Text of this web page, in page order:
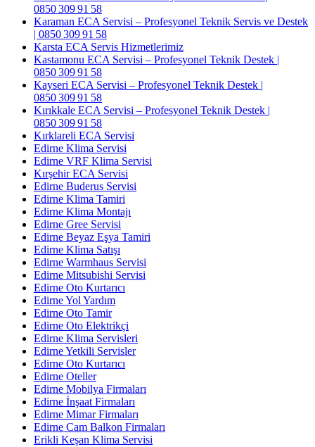
0850 309 91 58
Karaman ECA Servisi – Profesyonel Teknik Servis ve Destek
| 0850 309 91 58
Karsta ECA Servis Hizmetlerimiz
Kastamonu ECA Servisi – Profesyonel Teknik Destek |
0850 309 91 58
Kayseri ECA Servisi – Profesyonel Teknik Destek |
0850 309 91 58
Kırıkkale ECA Servisi – Profesyonel Teknik Destek |
0850 309 91 58
Kırklareli ECA Servisi
Edirne Klima Servisi
Edirne VRF Klima Servisi
Kırşehir ECA Servisi
Edirne Buderus Servisi
Edirne Klima Tamiri
Edirne Klima Montajı
Edirne Gree Servisi
Edirne Beyaz Eşya Tamiri
Edirne Klima Satışı
Edirne Warmhaus Servisi
Edirne Mitsubishi Servisi
Edirne Oto Kurtarıcı
Edirne Yol Yardım
Edirne Oto Tamir
Edirne Oto Elektrikçi
Edirne Klima Servisleri
Edirne Yetkili Servisler
Edirne Oto Kurtarıcı
Edirne Oteller
Edirne Mobilya Firmaları
Edirne İnşaat Firmaları
Edirne Mimar Firmaları
Edirne Cam Balkon Firmaları
Erikli Keşan Klima Servisi